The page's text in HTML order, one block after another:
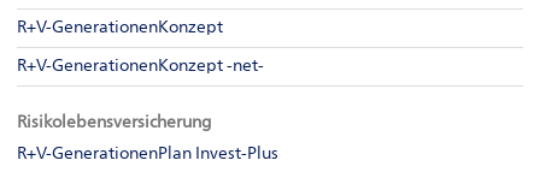
R+V-GenerationenKonzept
R+V-GenerationenKonzept -net-
Risikolebensversicherung
R+V-GenerationenPlan Invest-Plus